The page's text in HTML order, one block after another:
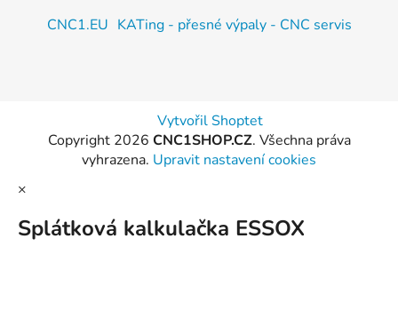
CNC1.EU KATing - přesné výpaly - CNC servis
Vytvořil Shoptet
Copyright 2026 CNC1SHOP.CZ. Všechna práva
vyhrazena. Upravit nastavení cookies
×
Splátková kalkulačka ESSOX